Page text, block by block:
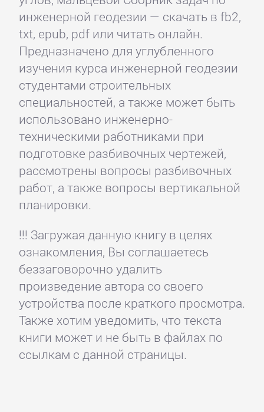
инженерной геодезии — скачать в fb2,
txt, epub, pdf или читать онлайн.
Предназначено для углубленного
изучения курса инженерной геодезии
студентами строительных
специальностей, а также может быть
использовано инженерно-
техническими работниками при
подготовке разбивочных чертежей,
рассмотрены вопросы разбивочных
работ, а также вопросы вертикальной
планировки.
!!! Загружая данную книгу в целях
ознакомления, Вы соглашаетесь
беззаговорочно удалить
произведение автора со своего
устройства после краткого просмотра.
Также хотим уведомить, что текста
книги может и не быть в файлах по
ссылкам с данной страницы.